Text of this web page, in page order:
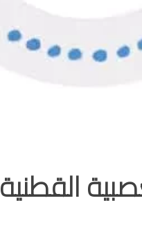
القطنية